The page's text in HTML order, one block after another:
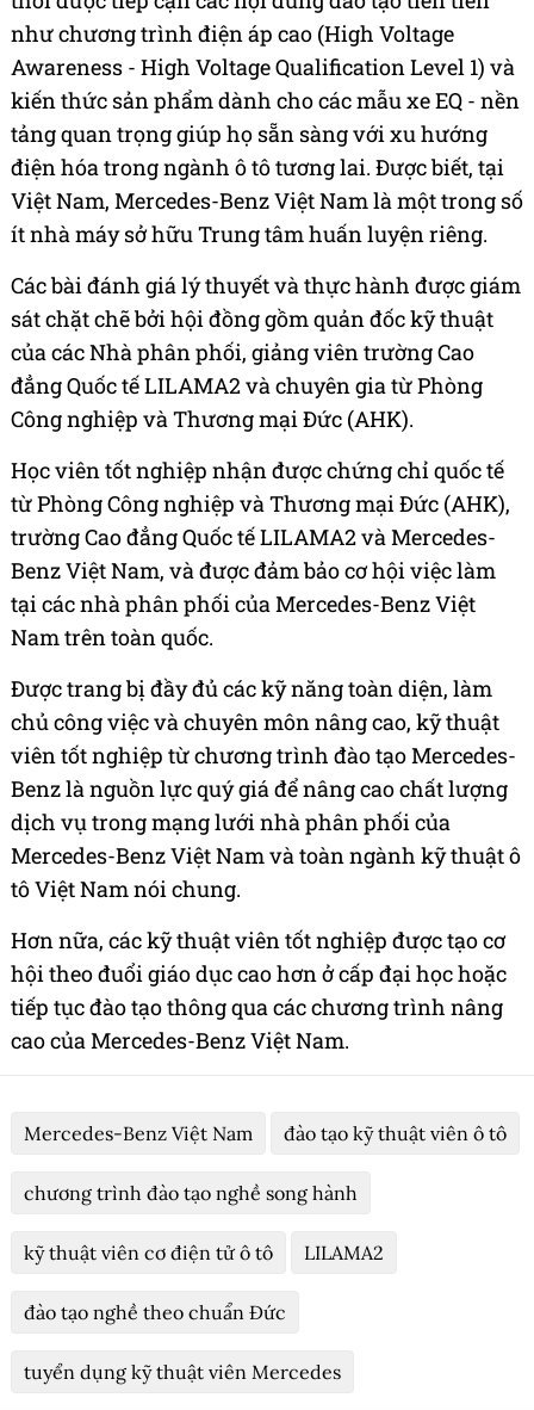
như chương trình điện áp cao (High Voltage
Awareness - High Voltage Qualification Level 1) và
kiến thức sản phẩm dành cho các mẫu xe EQ - nền
tảng quan trọng giúp họ sẵn sàng với xu hướng
điện hóa trong ngành ô tô tương lai. Được biết, tại
Việt Nam, Mercedes-Benz Việt Nam là một trong số
ít nhà máy sở hữu Trung tâm huấn luyện riêng.
Các bài đánh giá lý thuyết và thực hành được giám
sát chặt chẽ bởi hội đồng gồm quản đốc kỹ thuật
của các Nhà phân phối, giảng viên trường Cao
đẳng Quốc tế LILAMA2 và chuyên gia từ Phòng
Công nghiệp và Thương mại Đức (AHK).
Học viên tốt nghiệp nhận được chứng chỉ quốc tế
từ Phòng Công nghiệp và Thương mại Đức (AHK),
trường Cao đẳng Quốc tế LILAMA2 và Mercedes-
Benz Việt Nam, và được đảm bảo cơ hội việc làm
tại các nhà phân phối của Mercedes-Benz Việt
Nam trên toàn quốc.
Được trang bị đầy đủ các kỹ năng toàn diện, làm
chủ công việc và chuyên môn nâng cao, kỹ thuật
viên tốt nghiệp từ chương trình đào tạo Mercedes-
Benz là nguồn lực quý giá để nâng cao chất lượng
dịch vụ trong mạng lưới nhà phân phối của
Mercedes-Benz Việt Nam và toàn ngành kỹ thuật ô
tô Việt Nam nói chung.
Hơn nữa, các kỹ thuật viên tốt nghiệp được tạo cơ
hội theo đuổi giáo dục cao hơn ở cấp đại học hoặc
tiếp tục đào tạo thông qua các chương trình nâng
cao của Mercedes-Benz Việt Nam.
Mercedes-Benz Việt Nam đào tạo kỹ thuật viên ô tô
chương trình đào tạo nghề song hành
kỹ thuật viên cơ điện tử ô tô LILAMA2
đào tạo nghề theo chuẩn Đức
tuyển dụng kỹ thuật viên Mercedes